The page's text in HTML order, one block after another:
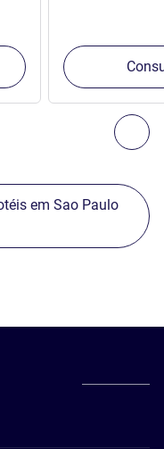
nas
nas
em Sao Paulo